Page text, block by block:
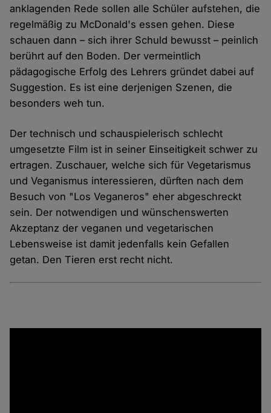
anklagenden Rede sollen alle Schüler aufstehen, die
regelmäßig zu McDonald's essen gehen. Diese
schauen dann – sich ihrer Schuld bewusst – peinlich
berührt auf den Boden. Der vermeintlich
pädagogische Erfolg des Lehrers gründet dabei auf
Suggestion. Es ist eine derjenigen Szenen, die
besonders weh tun.
Der technisch und schauspielerisch schlecht
umgesetzte Film ist in seiner Einseitigkeit schwer zu
ertragen. Zuschauer, welche sich für Vegetarismus
und Veganismus interessieren, dürften nach dem
Besuch von "Los Veganeros" eher abgeschreckt
sein. Der notwendigen und wünschenswerten
Akzeptanz der veganen und vegetarischen
Lebensweise ist damit jedenfalls kein Gefallen
getan. Den Tieren erst recht nicht.